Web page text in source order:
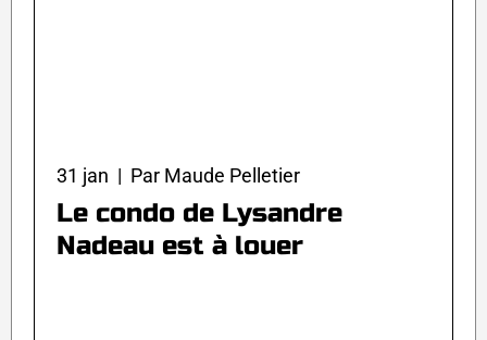
31 jan | Par Maude Pelletier
Le condo de Lysandre
Nadeau est à louer